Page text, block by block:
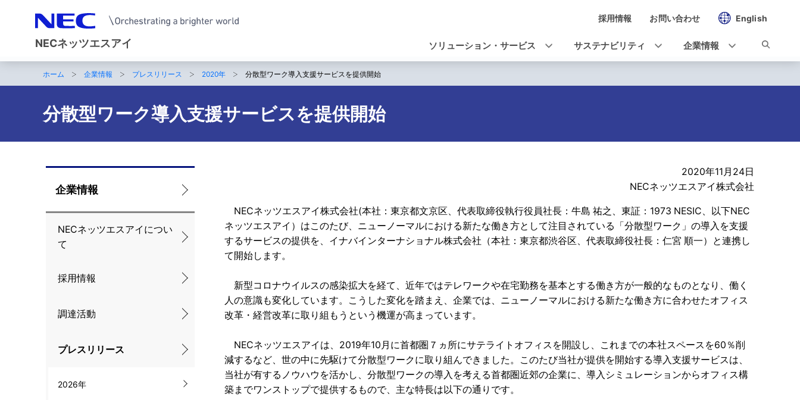
NECネッツエスアイ
ゲ
ー
ン
採用情報 お問い合わせ English
ソリューション・サービス サステナビリティ 企業情報
サ
イ
ト
内
の
現
在
ホーム 企業情報 プレスリリース 2020年 分散型ワーク導入支援サービスを提供開始
分散型ワーク導入支援サービスを提供開始
ロ
ー
カ
ナ
ー
ョ
企業情報
NECネッツエスアイについ
て
採用情報
調達活動
プレスリリース
2026年
2020年11月24日
NECネッツエスアイ株式会社
NECネッツエスアイ株式会社(本社：東京都文京区、代表取締役執行役員社長：牛島 祐之、東証：1973 NESIC、以下NEC
ネッツエスアイ）はこのたび、ニューノーマルにおける新たな働き方として注目されている「分散型ワーク」の導入を支援
するサービスの提供を、イナバインターナショナル株式会社（本社：東京都渋谷区、代表取締役社長：仁宮 順一）と連携し
て開始します。
新型コロナウイルスの感染拡大を経て、近年ではテレワークや在宅勤務を基本とする働き方が一般的なものとなり、働く
人の意識も変化しています。こうした変化を踏まえ、企業では、ニューノーマルにおける新たな働き方に合わせたオフィス
改革・経営改革に取り組もうという機運が高まっています。
NECネッツエスアイは、2019年10月に首都圏７ヵ所にサテライトオフィスを開設し、これまでの本社スペースを60％削
減するなど、世の中に先駆けて分散型ワークに取り組んできました。このたび当社が提供を開始する導入支援サービスは、
当社が有するノウハウを活かし、分散型ワークの導入を考える首都圏近郊の企業に、導入シミュレーションからオフィス構
築までワンストップで提供するもので、主な特長は以下の通りです。